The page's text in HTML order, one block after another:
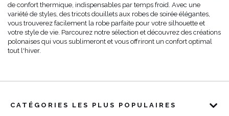
de confort thermique, indispensables par temps froid. Avec une
variété de styles, des tricots douillets aux robes de soirée élégantes,
vous trouverez facilement la robe parfaite pour votre silhouette et
votre style de vie. Parcourez notre sélection et découvrez des créations
polonaises qui vous sublimeront et vous offriront un confort optimal
tout l'hiver.
CATÉGORIES LES PLUS POPULAIRES